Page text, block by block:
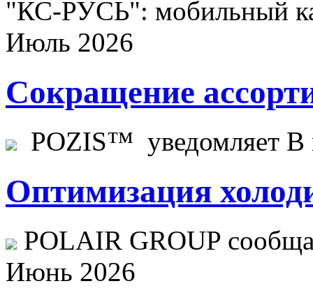
"КС-РУСЬ": мобильный
Июль 2026
Сокращение
POZIS™ уведомляет В
Оптимизация
POLAIR GROUP
Июнь 2026